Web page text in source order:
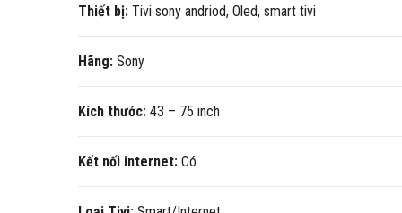
Thiết bị: Tivi sony andriod, Oled, smart tivi
Hãng: Sony
Kích thước: 43 – 75 inch
Kết nối internet: Có